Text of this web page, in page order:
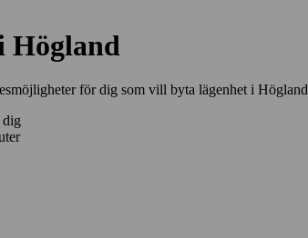
Högland
för dig som vill byta lägenhet i Högland
dig